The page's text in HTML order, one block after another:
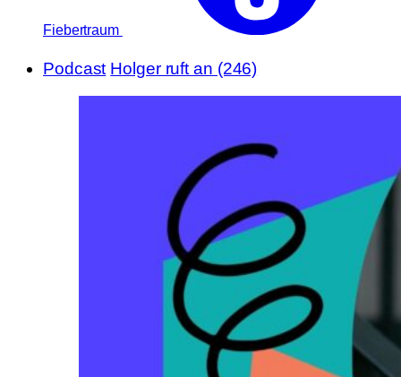
Fiebertraum
Podcast Holger ruft an (246)